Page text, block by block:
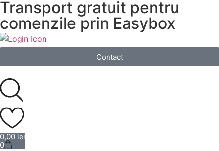
Transport gratuit pentru
comenzile prin Easybox
Contact
0,00 lei
0